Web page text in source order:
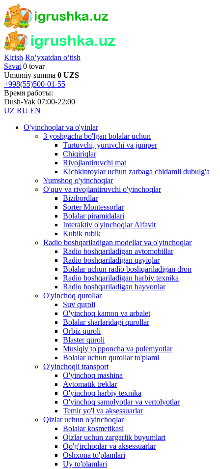
Kirish Ro‘yxatdan o‘tish
Savat 0 tovar
Umumiy summa 0 UZS
+998(55)500-01-55
Время работы:
Dush-Yak 07:00-22:00
UZ RU EN
O'yinchoqlar va o'yinlar
3 yoshgacha bo'lgan bolalar uchun
Turtuvchi, yuruvchi va jumper
Chiqiriqlar
Rivojlantiruvchi mat
Kichkintoylar uchun zarbaga chidamli dubulg'a
Yumshoq o'yinchoqlar
O'quv va rivojlantiruvchi o'yinchoqlar
Bizibordlar
Sorter Montessorlar
Bolalar piramidalari
Interaktiv o'yinchoqlar Alfavit
Kubik rubik
Radio boshqariladigan modellar va o'yinchoqlar
Radio boshqariladigan avtomobillar
Radio boshqariladigan qayiqlar
Bolalar uchun radio boshqariladigan dron
Radio boshqariladigan harbiy texnika
Radio boshqariladigan hayvonlar
O'yinchoq qurollar
Suv quroli
O'yinchoq kamon va arbalet
Bolalar sharlaridagi qurollar
Orbiz quroli
Blaster quroli
Musiqiy to'pponcha va pulemyotlar
Bolalar uchun qurollar to'plami
O'yinchoqli transport
O'yinchoq mashina
Avtomatik treklar
O'yinchoq harbiy texnika
O'yinchoq samolyotlar va vertolyotlar
Temir yo'l va aksessuarlar
Qizlar uchun o'yinchoqlar
Bolalar kosmetikasi
Qizlar uchun zargarlik buyumlari
Qo'g'irchoqlar va aksessuarlar
Oshxona to'plamlari
Uy to'plamlari